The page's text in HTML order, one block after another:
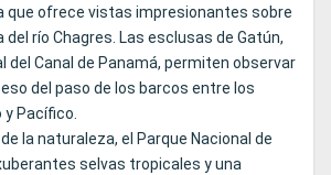
que ofrece vistas impresionantes sobre
del río Chagres. Las esclusas de Gatún,
Canal de Panamá, permiten observar
del paso de los barcos entre los
Pacífico.
la naturaleza, el Parque Nacional de
selvas tropicales y una